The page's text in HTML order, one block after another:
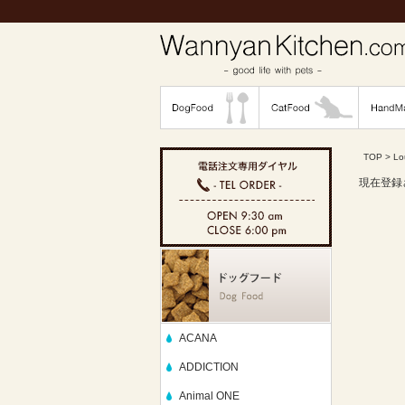
ACANA
ADDICTION
Animal ONE
TOP >
現在登録